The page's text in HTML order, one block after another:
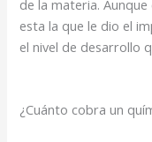
de la materia.
esta la que le dio el
el nivel de desarrollo
¿Cuánto cobra un